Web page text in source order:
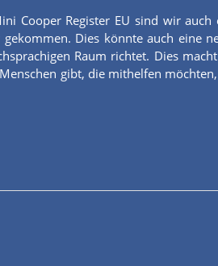
Cooper Register EU sind wir auch
Dies könnte auch eine
Raum richtet. Dies
gibt, die mithelfen